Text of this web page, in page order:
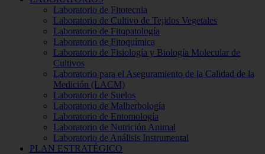
Laboratorio de Fitotecnia
Laboratorio de Cultivo de Tejidos Vegetales
Laboratorio de Fitopatología
Laboratorio de Fitoquímica
Laboratorio de Fisiología y Biología Molecular de
Cultivos
Laboratorio para el Aseguramiento de la Calidad de la
Medición (LACM)
Laboratorio de Suelos
Laboratorio de Malherbología
Laboratorio de Entomología
Laboratorio de Nutrición Animal
Laboratorio de Análisis Instrumental
PLAN ESTRATÉGICO